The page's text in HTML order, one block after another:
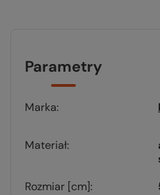
Parametry
Marka
Materiał
Rozmiar [cm]